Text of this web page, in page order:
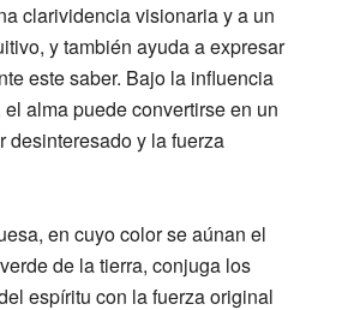
clarividencia visionaria y a un
y también ayuda a expresar
este saber. Bajo la influencia
alma puede convertirse en un
desinteresado y la fuerza
en cuyo color se aúnan el
de la tierra, conjuga los
espíritu con la fuerza original